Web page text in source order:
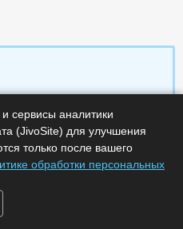
:
лицензий :1
сервисы аналитики
(JivoSite) для улучшения
только после вашего
обработки персональных